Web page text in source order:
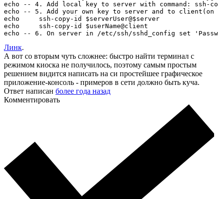
echo -- 4. Add local key to server with command: ssh-
echo -- 5. Add your own key to server and to client(on
echo     ssh-copy-id $serverUser@$server
echo     ssh-copy-id $userName@client
echo -- 6. On server in /etc/ssh/sshd_config set
Линк.
А вот со вторым чуть сложнее: быстро найти терминал с
режимом киоска не получилось, поэтому самым простым
решением видится написать на си простейшее графическое
приложение-консоль - примеров в сети должно быть куча.
Ответ написан более года назад
Комментировать